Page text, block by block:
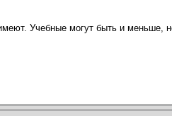
Учебные могут быть и меньше,